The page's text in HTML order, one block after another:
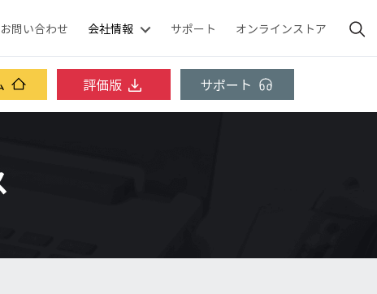
お問い合わせ 会社情報 サポート オンラインストア
評価版 サポート